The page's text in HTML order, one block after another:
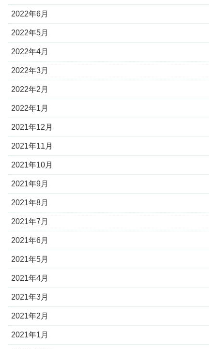
2022年6月
2022年5月
2022年4月
2022年3月
2022年2月
2022年1月
2021年12月
2021年11月
2021年10月
2021年9月
2021年8月
2021年7月
2021年6月
2021年5月
2021年4月
2021年3月
2021年2月
2021年1月